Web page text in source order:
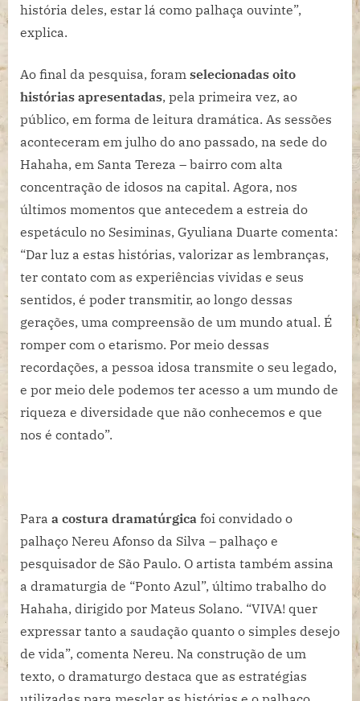
história deles, estar lá como palhaça ouvinte”,
explica.
Ao final da pesquisa, foram selecionadas oito
histórias apresentadas, pela primeira vez, ao
público, em forma de leitura dramática. As sessões
aconteceram em julho do ano passado, na sede do
Hahaha, em Santa Tereza – bairro com alta
concentração de idosos na capital. Agora, nos
últimos momentos que antecedem a estreia do
espetáculo no Sesiminas, Gyuliana Duarte comenta:
“Dar luz a estas histórias, valorizar as lembranças,
ter contato com as experiências vividas e seus
sentidos, é poder transmitir, ao longo dessas
gerações, uma compreensão de um mundo atual. É
romper com o etarismo. Por meio dessas
recordações, a pessoa idosa transmite o seu legado,
e por meio dele podemos ter acesso a um mundo de
riqueza e diversidade que não conhecemos e que
nos é contado”.
Para a costura dramatúrgica foi convidado o
palhaço Nereu Afonso da Silva – palhaço e
pesquisador de São Paulo. O artista também assina
a dramaturgia de “Ponto Azul”, último trabalho do
Hahaha, dirigido por Mateus Solano. “VIVA! quer
expressar tanto a saudação quanto o simples desejo
de vida”, comenta Nereu. Na construção de um
texto, o dramaturgo destaca que as estratégias